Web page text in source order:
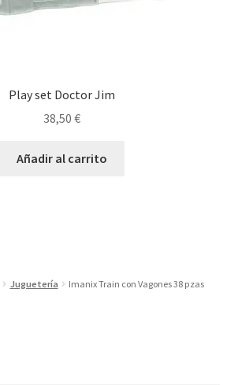
Play set Doctor Jim
38,50 €
Añadir al carrito
Juguetería Imanix Train con Vagones 38 pzas